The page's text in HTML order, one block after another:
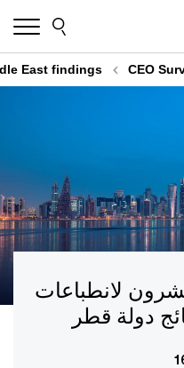
to
content
to
footer
CEO
East findings
لانطباعات
دولة قطر